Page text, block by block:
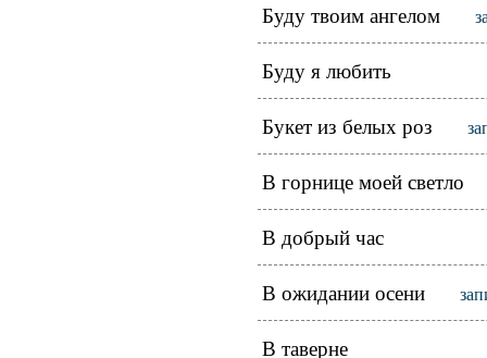
Буду твоим ангелом
Буду я любить
Букет из белых роз
В горнице моей светло
В добрый час
В ожидании осени
В таверне